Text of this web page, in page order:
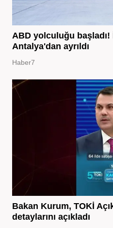
ABD yolculuğu başladı!
Antalya'dan ayrıldı
Haber7
Bakan Kurum, TOKİ
detaylarını açıkladı